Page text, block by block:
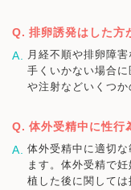
排卵誘発はした方
月経不順や排卵障
手くいかない場合
や注射などいくつか
体外受精中に性行
体外受精中に適切
ます。体外受精で
植した後に関して